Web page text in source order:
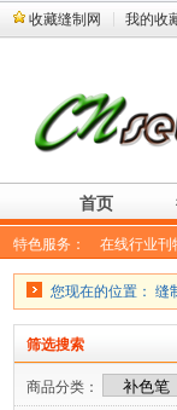
收藏缝制网 我的收
首页
特色服务： 在线行业刊
您现在的位置： 缝
筛选搜索
商品分类：